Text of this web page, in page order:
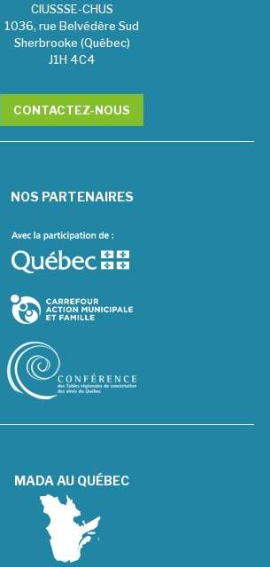
CIUSSSE-CHUS
1036, rue Belvédère Sud
Sherbrooke (Québec)
J1H 4C4
CONTACTEZ-NOUS
NOS PARTENAIRES
MADA AU QUÉBEC